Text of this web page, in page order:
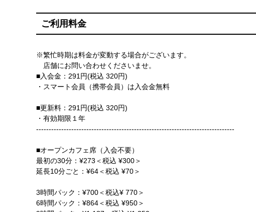
ご利用料金
※繁忙時期は料金が変動する場合がございます。
店舗にお問い合わせくださいませ。
■入会金：291円(税込 320円)
・スマート会員（携帯会員）は入会金無料
■更新料：291円(税込 320円)
・有効期限１年
-------------------------------------------------------------------------------
■オープンカフェ席（入会不要）
最初の30分：¥273＜税込 ¥300＞
延長10分ごと：¥64＜税込 ¥70＞
3時間パック：¥700＜税込¥ 770＞
6時間パック：¥864＜税込 ¥950＞